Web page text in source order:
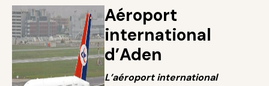
Aéroport
international
d’Aden
L’aéroport international